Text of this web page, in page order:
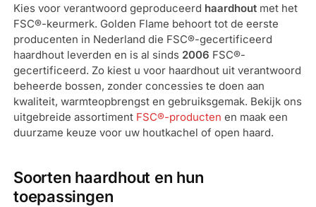
Kies voor verantwoord geproduceerd haardhout met het
FSC®-keurmerk. Golden Flame behoort tot de eerste
producenten in Nederland die FSC®-gecertificeerd
haardhout leverden en is al sinds 2006 FSC®-
gecertificeerd. Zo kiest u voor haardhout uit verantwoord
beheerde bossen, zonder concessies te doen aan
kwaliteit, warmteopbrengst en gebruiksgemak. Bekijk ons
uitgebreide assortiment FSC®-producten en maak een
duurzame keuze voor uw houtkachel of open haard.
Soorten haardhout en hun
toepassingen